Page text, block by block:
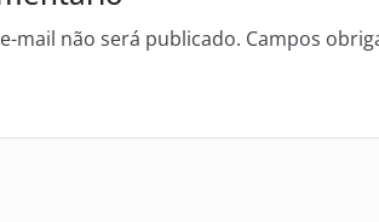
mail não será publicado. Campos